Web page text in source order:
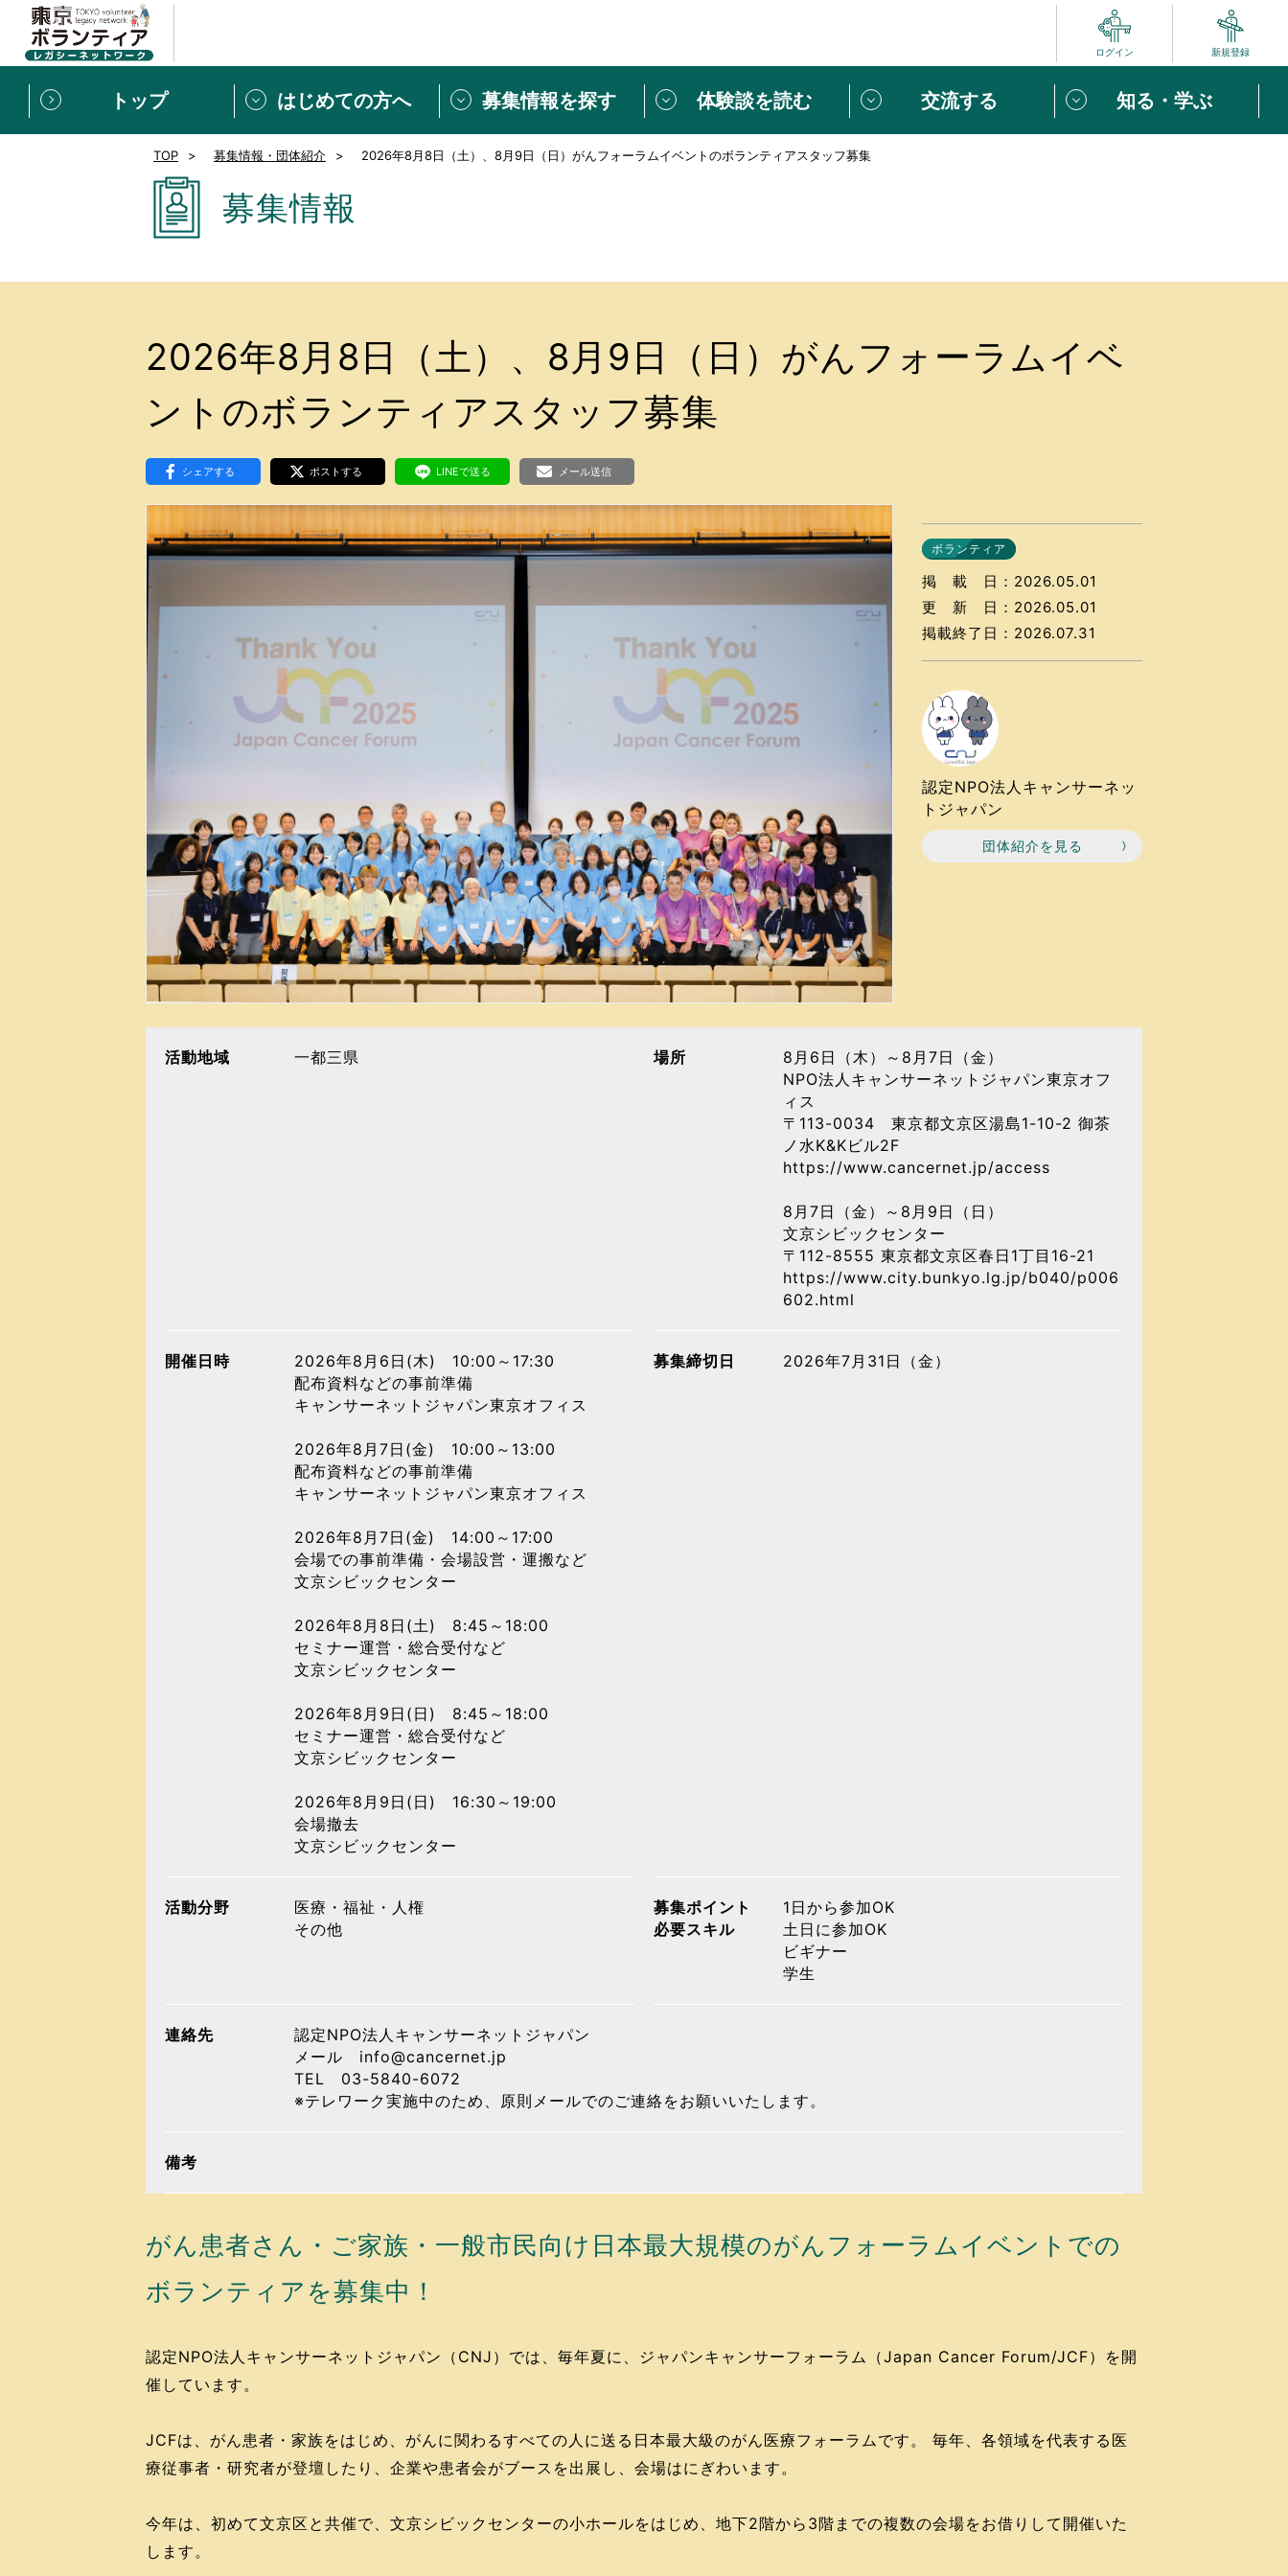
ログイン 新規登録
トップ はじめての方へ
新規登録 ボランティアをしたい方は
もっと知りたい！VLNでできること ボランティアで心がけたい６つのこと
VLNポイントとは 中高生が参加できるボランティア
募集情報を探す
募集情報
体験談を読む
[個人] 体験談
交流する
ボランティアの広場
知る・学ぶ
新着記事一覧
スペシャルインタビュー
活動のヒント
シティキャスト
おもてなし語学ボランティア
TOP 募集情報・団体紹介 2026年8月8日（土）、8月9日（日）がんフォーラムイベントのボランティアスタッフ募集
募集情報
2026年8月8日（土）、8月9日（日）がんフォーラムイベ
ントのボランティアスタッフ募集
シェアする ポストする LINEで送る メール送信
ボランティア
掲載日
2026.05.01
更新日
2026.05.01
掲載終了日
2026.07.31
認定NPO法人キャンサーネッ
トジャパン
団体紹介を見る
活動地域 一都三県 場所
8月6日（木）～8月7日（金）
NPO法人キャンサーネットジャパン東京オフ
ィス
〒113-0034 東京都文京区湯島1-10-2 御茶
ノ水K&Kビル2F
https://www.cancernet.jp/access
8月7日（金）～8月9日（日）
文京シビックセンター
〒112-8555 東京都文京区春日1丁目16-21
https://www.city.bunkyo.lg.jp/b040/p006
602.html
開催日時
2026年8月6日(木) 10:00～17:30
配布資料などの事前準備
キャンサーネットジャパン東京オフィス
2026年8月7日(金) 10:00～13:00
配布資料などの事前準備
キャンサーネットジャパン東京オフィス
2026年8月7日(金) 14:00～17:00
会場での事前準備・会場設営・運搬など
文京シビックセンター
2026年8月8日(土) 8:45～18:00
セミナー運営・総合受付など
文京シビックセンター
2026年8月9日(日) 8:45～18:00
セミナー運営・総合受付など
文京シビックセンター
2026年8月9日(日) 16:30～19:00
会場撤去
文京シビックセンター
募集締切日 2026年7月31日（金）
活動分野
医療・福祉・人権
その他
募集ポイント
必要スキル
1日から参加OK
土日に参加OK
ビギナー
学生
連絡先
認定NPO法人キャンサーネットジャパン
メール info@cancernet.jp
TEL 03-5840-6072
※テレワーク実施中のため、原則メールでのご連絡をお願いいたします。
備考
がん患者さん・ご家族・一般市民向け日本最大規模のがんフォーラムイベントでの
ボランティアを募集中！
認定NPO法人キャンサーネットジャパン（CNJ）では、毎年夏に、ジャパンキャンサーフォーラム（Japan Cancer Forum/JCF）を開
催しています。
JCFは、がん患者・家族をはじめ、がんに関わるすべての人に送る日本最大級のがん医療フォーラムです。 毎年、各領域を代表する医
療従事者・研究者が登壇したり、企業や患者会がブースを出展し、会場はにぎわいます。
今年は、初めて文京区と共催で、文京シビックセンターの小ホールをはじめ、地下2階から3階までの複数の会場をお借りして開催いた
します。